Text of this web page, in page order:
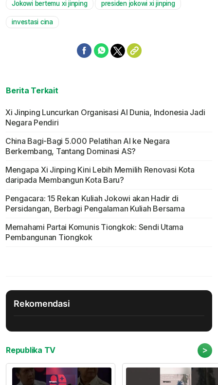
Jokowi bertemu xi jinping presiden jokowi xi jinping
investasi cina
Berita Terkait
Xi Jinping Luncurkan Organisasi AI Dunia, Indonesia Jadi
Negara Pendiri
China Bagi-Bagi 5.000 Pelatihan AI ke Negara
Berkembang, Tantang Dominasi AS?
Mengapa Xi Jinping Kini Lebih Memilih Renovasi Kota
daripada Membangun Kota Baru?
Pengacara: 15 Rekan Kuliah Jokowi akan Hadir di
Persidangan, Berbagi Pengalaman Kuliah Bersama
Memahami Partai Komunis Tiongkok: Sendi Utama
Pembangunan Tiongkok
Rekomendasi
Republika TV >